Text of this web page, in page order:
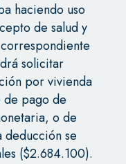
haciendo uso
de salud y
solicitar
por vivienda
pago de
o de
deducción se
($2.684.100).